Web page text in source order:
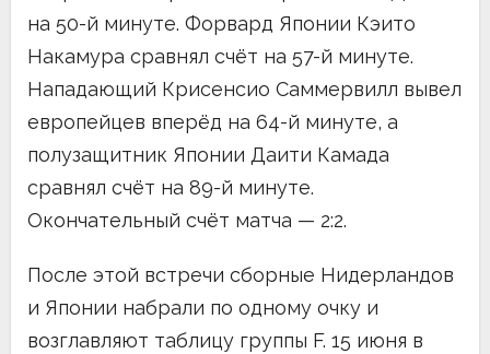
на 50-й минуте. Форвард Японии Кэито
Накамура сравнял счёт на 57-й минуте.
Нападающий Крисенсио Саммервилл вывел
европейцев вперёд на 64-й минуте, а
полузащитник Японии Даити Камада
сравнял счёт на 89-й минуте.
Окончательный счёт матча — 2:2.
После этой встречи сборные Нидерландов
и Японии набрали по одному очку и
возглавляют таблицу группы F. 15 июня в